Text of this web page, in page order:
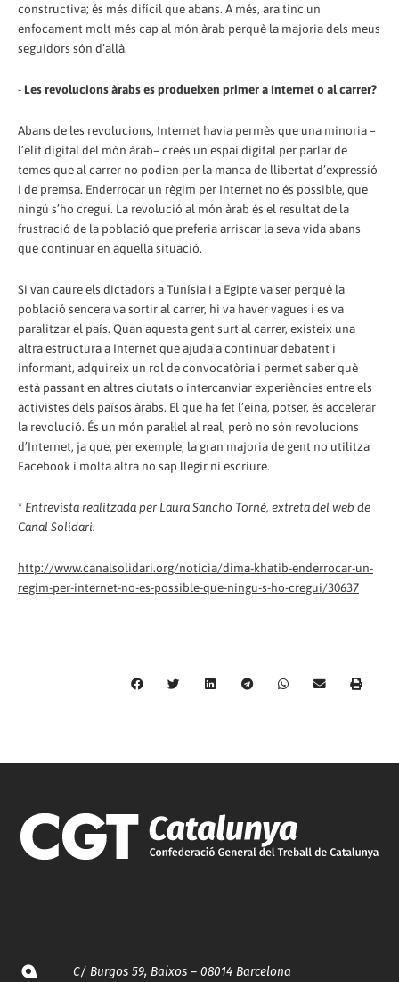
constructiva; és més difícil que abans. A més, ara tinc un
enfocament molt més cap al món àrab perquè la majoria dels meus
seguidors són d’allà.
- Les revolucions àrabs es produeixen primer a Internet o al carrer?
Abans de les revolucions, Internet havia permès que una minoria –
l’elit digital del món àrab– creés un espai digital per parlar de
temes que al carrer no podien per la manca de llibertat d’expressió
i de premsa. Enderrocar un règim per Internet no és possible, que
ningú s’ho cregui. La revolució al món àrab és el resultat de la
frustració de la població que preferia arriscar la seva vida abans
que continuar en aquella situació.
Si van caure els dictadors a Tunísia i a Egipte va ser perquè la
població sencera va sortir al carrer, hi va haver vagues i es va
paralitzar el país. Quan aquesta gent surt al carrer, existeix una
altra estructura a Internet que ajuda a continuar debatent i
informant, adquireix un rol de convocatòria i permet saber què
està passant en altres ciutats o intercanviar experiències entre els
activistes dels països àrabs. El que ha fet l’eina, potser, és accelerar
la revolució. És un món paral·lel al real, però no són revolucions
d’Internet, ja que, per exemple, la gran majoria de gent no utilitza
Facebook i molta altra no sap llegir ni escriure.
* Entrevista realitzada per Laura Sancho Torné, extreta del web de
Canal Solidari.
http://www.canalsolidari.org/noticia/dima-khatib-enderrocar-un-
regim-per-internet-no-es-possible-que-ningu-s-ho-cregui/30637
C/ Burgos 59, Baixos – 08014 Barcelona